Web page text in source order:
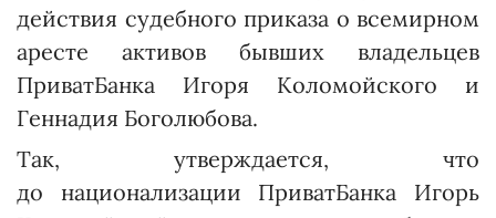
действия судебного приказа о всемирном
аресте активов бывших владельцев
ПриватБанка Игоря Коломойского и
Геннадия Боголюбова.
Так, утверждается, что
до национализации ПриватБанка Игорь